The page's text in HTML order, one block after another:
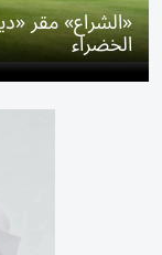
«الشراع» مقر
الخضراء